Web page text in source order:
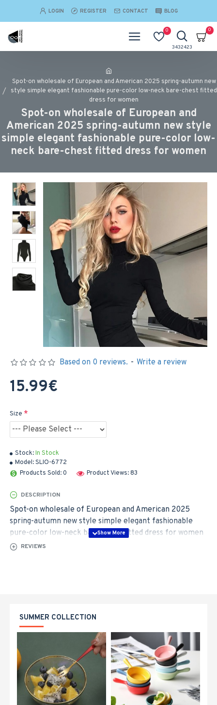
LOGIN REGISTER CONTACT BLOG
0 0
Spot-on wholesale of European and American 2025 spring-autumn new
style simple elegant fashionable pure-color low-neck bare-chest fitted
dress for women
Spot-on wholesale of European and
American 2025 spring-autumn new style
simple elegant fashionable pure-color low-
neck bare-chest fitted dress for women
Stock:In Stock
Model:SLIO-6772
Products Sold: 0
Product Views: 83
Based on 0 reviews. - Write a review
15.99€
Size
DESCRIPTION
Spot-on wholesale of European and American 2025
spring-autumn new style simple elegant fashionable
pure-color low-neck bare-chest fitted dress for women
REVIEWS
SUMMER COLLECTION